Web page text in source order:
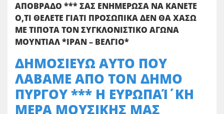
ΑΠΟΒΡΑΔΟ *** ΣΑΣ ΕΝΗΜΕΡΩΣΑ ΝΑ ΚΑΝΕΤΕ
Ο,ΤΙ ΘΕΛΕΤΕ ΓΙΑΤΙ ΠΡΟΣΩΠΙΚΑ ΔΕΝ ΘΑ ΧΑΣΩ
ΜΕ ΤΙΠΟΤΑ ΤΟΝ ΣΥΓΚΛΟΝΙΣΤΙΚΟ ΑΓΩΝΑ
ΜΟΥΝΤΙΑΛ *ΙΡΑΝ – ΒΕΛΓΙΟ*
ΔΗΜΟΣΙΕΥΩ ΑΥΤΟ ΠΟΥ
ΛΑΒΑΜΕ ΑΠΟ ΤΟΝ ΔΗΜΟ
ΠΥΡΓΟΥ *** Η ΕΥΡΩΠΑΊ΄ΚΗ
ΜΕΡΑ ΜΟΥΣΙΚΗΣ ΜΑΣ